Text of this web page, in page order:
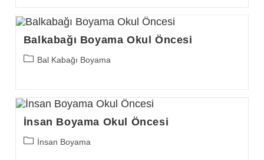
Balkabağı Boyama Okul Öncesi
PostBal Kabağı Boyama
İnsan Boyama Okul Öncesi
Postİnsan Boyama